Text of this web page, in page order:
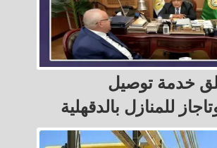
خدمة توصيل
للمنازل بالدقهلية